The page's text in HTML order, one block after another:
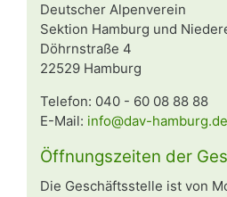
Deutscher Alpenverein
Sektion Hamburg und
Döhrnstraße 4
22529 Hamburg
Telefon: 040 - 60 08 88 88
E-Mail: info@dav-hamburg.de
Öffnungszeiten der
Die Geschäftsstelle ist von